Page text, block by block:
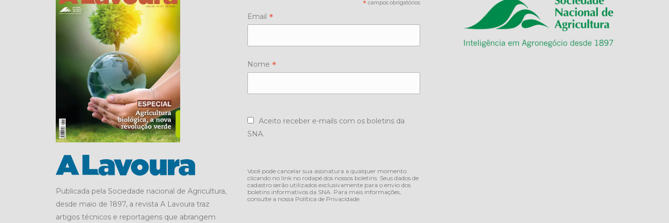
Publicada pela Sociedade nacional de Agricultura,
desde maio de 1897, a revista A Lavoura traz
artigos técnicos e reportagens que abrangem
* campos obrigatórios
Email *
Nome *
Aceito receber e-mails com os boletins da
SNA.
Você pode cancelar sua assinatura a qualquer momento
clicando no link no rodapé dos nossos boletins. Seus dados de
cadastro serão utilizados exclusivamente para o envio dos
boletins informativos da SNA. Para mais informações,
consulte a nossa Política de Privacidade.